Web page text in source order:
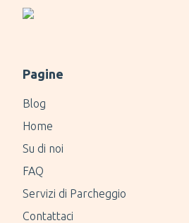
Pagine
Blog
Home
Su di noi
FAQ
Servizi di Parcheggio
Contattaci